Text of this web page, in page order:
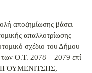
αποζημίωσης βάσει
απαλλοτρίωσης
σχέδιο του Δήμου
των Ο.Τ. 2078 – 2079 επί